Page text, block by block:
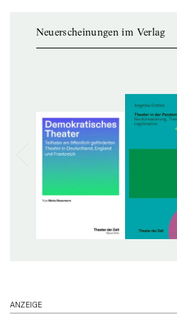
Neuerscheinungen im Verlag
ANZEIGE